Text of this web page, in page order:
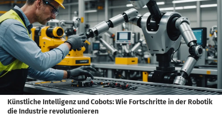
Künstliche Intelligenz und Cobots: Wie Fortschritte in der Robotik
die Industrie revolutionieren